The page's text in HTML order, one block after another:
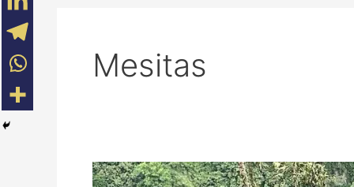
Mesitas
Grave